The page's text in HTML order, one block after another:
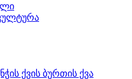
ქვის ბურთის ქვა